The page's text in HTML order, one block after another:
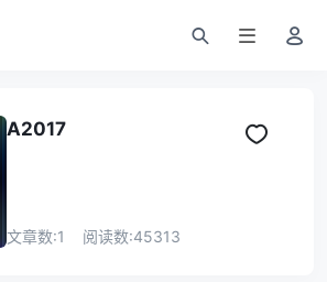
A2017
文章数:1 阅读数:45313